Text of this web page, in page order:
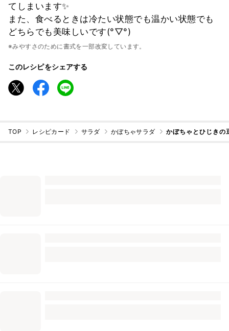
てしまいます✨
また、食べるときは冷たい状態でも温かい状態でも
どちらでも美味しいです(°▽°)
※みやすさのために書式を一部改変しています。
このレシピをシェアする
TOP レシピカード サラダ かぼちゃサラダ かぼちゃとひじきの